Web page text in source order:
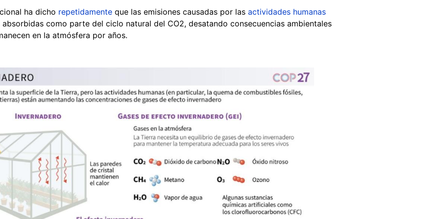
ha dicho repetidamente que las emisiones causadas por las actividades humanas
como parte del ciclo natural del CO2, desatando consecuencias ambientales
en la atmósfera por años.